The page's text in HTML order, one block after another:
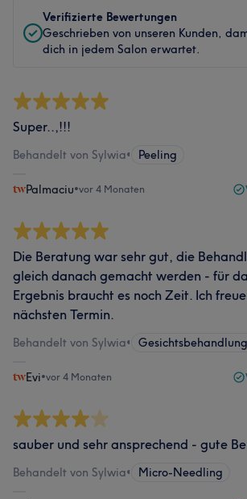
Verifizierte Bewertungen
Geschrieben von unseren Kunden,
dich in jedem Salon erwartet.
Super..,!!!
Behandelt von Sylwia• Peeling
Palmaciu•vor 4 Monaten
Die Beratung war sehr gut, die
gleich danach gemacht werden - für
Ergebnis braucht es noch Zeit. Ich
nächsten Termin.
Behandelt von Sylwia•
Evi•vor 4 Monaten
sauber und sehr ansprechend - gute
Behandelt von Sylwia• Micro-Needling